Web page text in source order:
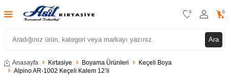
Ara
0 0
Anasayfa Kırtasiye Boyama Ürünleri
Keçeli Boya
Alpino AR-1002 Keçeli Kalem 12’li